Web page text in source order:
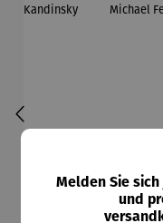
Melden Sie
und